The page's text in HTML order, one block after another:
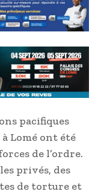
pacifiques
Lomé ont été
de l’ordre.
privés, des
de torture et